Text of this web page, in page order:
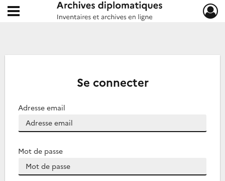
Archives diplomatiques
Ouvrir le menu déroulant
Se connecter
Adresse email
Mot de passe